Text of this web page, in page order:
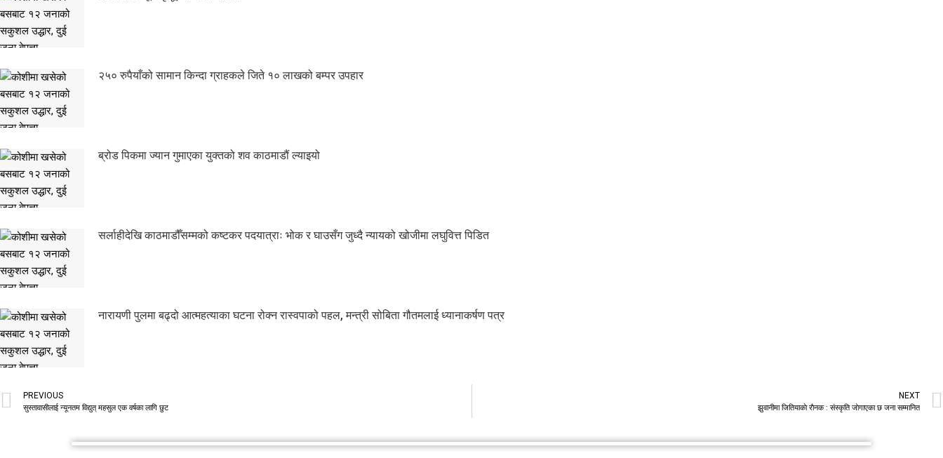
२५० रुपैयाँको सामान किन्दा ग्राहकले जिते १० लाखको बम्पर उपहार
ब्रोड पिकमा ज्यान गुमाएका युक्तको शव काठमाडौं ल्याइयो
सर्लाहीदेखि काठमाडौँसम्मको कष्टकर पदयात्राः भोक र घाउसँग जुध्दै न्यायको खोजीमा लघुवित्त पिडित
नारायणी पुलमा बढ्दो आत्महत्याका घटना रोक्न रास्वपाको पहल, मन्त्री सोबिता गौतमलाई ध्यानाकर्षण पत्र
PREVIOUS
सुस्तावासीलाई न्यूनतम विद्युत् महसुल एक वर्षका लागि छुट
NEXT
झुवानीमा जितियाकाे राैनक : संस्कृति जाेगाएका छ जना सम्मानित